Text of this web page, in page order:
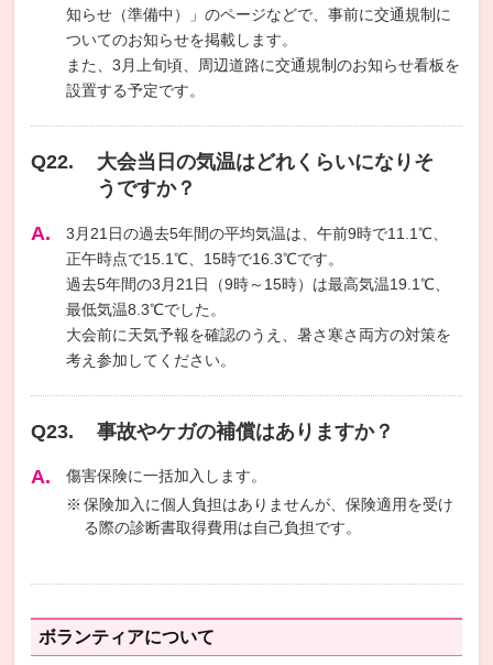
知らせ（準備中）」のページなどで、事前に交通規制に
ついてのお知らせを掲載します。
また、3月上旬頃、周辺道路に交通規制のお知らせ看板を
設置する予定です。
大会当日の気温はどれくらいになりそ
うですか？
3月21日の過去5年間の平均気温は、午前9時で11.1℃、
正午時点で15.1℃、15時で16.3℃です。
過去5年間の3月21日（9時～15時）は最高気温19.1℃、
最低気温8.3℃でした。
大会前に天気予報を確認のうえ、暑さ寒さ両方の対策を
考え参加してください。
事故やケガの補償はありますか？
傷害保険に一括加入します。
保険加入に個人負担はありませんが、保険適用を受け
る際の診断書取得費用は自己負担です。
ボランティアについて